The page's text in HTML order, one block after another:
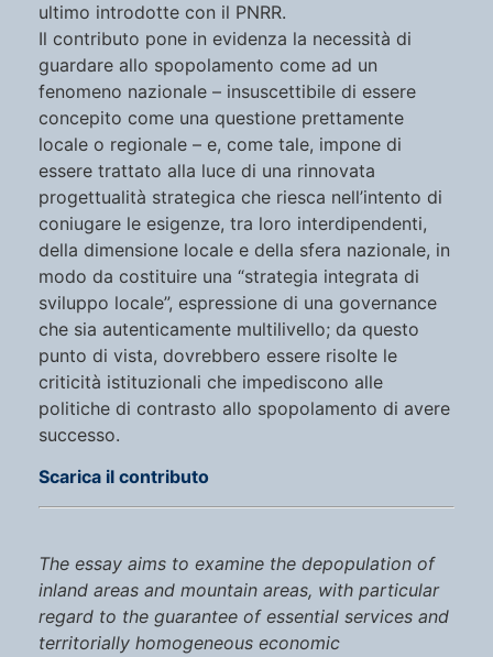
ultimo introdotte con il PNRR.
Il contributo pone in evidenza la necessità di
guardare allo spopolamento come ad un
fenomeno nazionale – insuscettibile di essere
concepito come una questione prettamente
locale o regionale – e, come tale, impone di
essere trattato alla luce di una rinnovata
progettualità strategica che riesca nell’intento di
coniugare le esigenze, tra loro interdipendenti,
della dimensione locale e della sfera nazionale, in
modo da costituire una “strategia integrata di
sviluppo locale”, espressione di una governance
che sia autenticamente multilivello; da questo
punto di vista, dovrebbero essere risolte le
criticità istituzionali che impediscono alle
politiche di contrasto allo spopolamento di avere
successo.
Scarica il contributo
The essay aims to examine the depopulation of
inland areas and mountain areas, with particular
regard to the guarantee of essential services and
territorially homogeneous economic